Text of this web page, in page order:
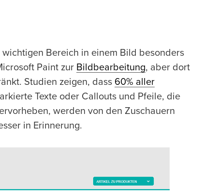
Bereich in einem Bild besonders
Paint zur Bildbearbeitung, aber dort
Studien zeigen, dass 60% aller
Texte oder Callouts und Pfeile, die
werden von den Zuschauern
in Erinnerung.